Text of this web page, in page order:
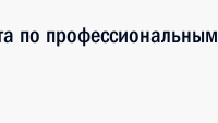
по профессиональным